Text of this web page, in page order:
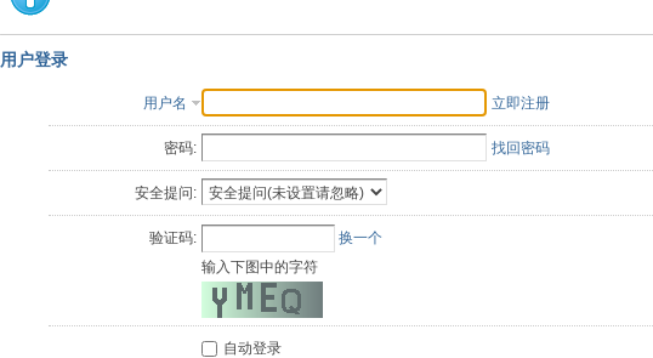
用户登录
用户名 立即注册
密码: 找回密码
安全提问:
验证码:
换一个
输入下图中的字符
自动登录